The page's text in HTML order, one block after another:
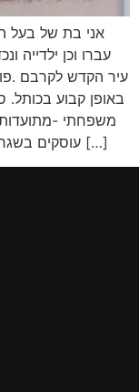
אני בת של בעל
עברו וכן ילדייה
עיר הקדש לקרבם
באופן קבוע בכותל.
משפחתי -
עוסקים בשגרת החיים בירושלים, התייחסות ייחודית לנוף […]